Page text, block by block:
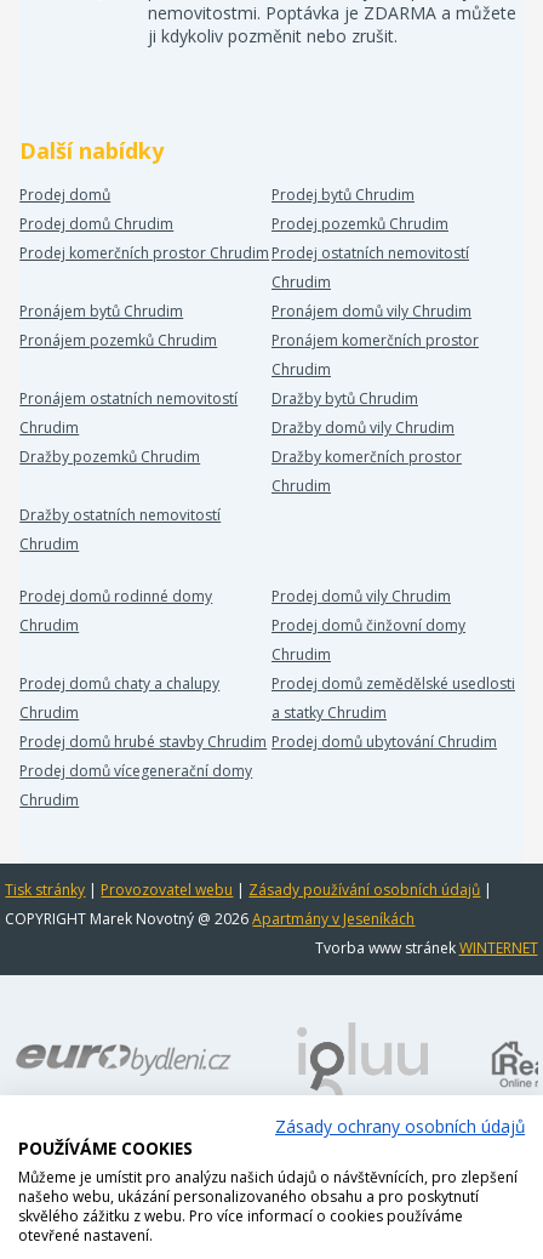
nemovitostmi. Poptávka je ZDARMA a můžete
ji kdykoliv pozměnit nebo zrušit.
Další nabídky
Prodej domů
Prodej bytů Chrudim
Prodej domů Chrudim
Prodej pozemků Chrudim
Prodej komerčních prostor Chrudim Prodej ostatních nemovitostí
Chrudim
Pronájem bytů Chrudim
Pronájem domů vily Chrudim
Pronájem pozemků Chrudim
Pronájem komerčních prostor
Chrudim
Pronájem ostatních nemovitostí
Chrudim
Dražby bytů Chrudim
Dražby domů vily Chrudim
Dražby pozemků Chrudim
Dražby komerčních prostor
Chrudim
Dražby ostatních nemovitostí
Chrudim
Prodej domů rodinné domy
Chrudim
Prodej domů vily Chrudim
Prodej domů činžovní domy
Chrudim
Prodej domů chaty a chalupy
Chrudim
Prodej domů zemědělské usedlosti
a statky Chrudim
Prodej domů hrubé stavby Chrudim Prodej domů ubytování Chrudim
Prodej domů vícegenerační domy
Chrudim
Tisk stránky | Provozovatel webu | Zásady používání osobních údajů |
COPYRIGHT Marek Novotný @ 2026Apartmány v Jeseníkách
Tvorba www stránekWINTERNET
Zásady ochrany osobních údajů
POUŽÍVÁME COOKIES
Můžeme je umístit pro analýzu našich údajů o návštěvnících, pro zlepšení
našeho webu, ukázání personalizovaného obsahu a pro poskytnutí
skvělého zážitku z webu. Pro více informací o cookies používáme
otevřené nastavení.